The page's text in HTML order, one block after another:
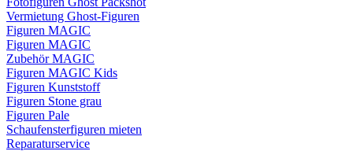
Vermietung Ghost-Figuren
Figuren MAGIC
Figuren MAGIC
Zubehör MAGIC
Figuren MAGIC Kids
Figuren Kunststoff
Figuren Stone grau
Figuren Pale
Schaufensterfiguren mieten
Reparaturservice